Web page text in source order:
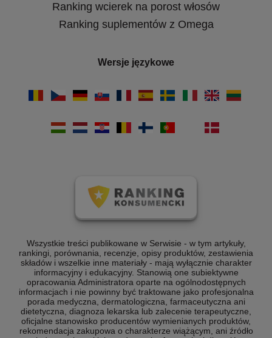
Ranking wcierek na porost włosów
Ranking suplementów z Omega
Wersje językowe
Wszystkie treści publikowane w Serwisie - w tym artykuły,
rankingi, porównania, recenzje, opisy produktów, zestawienia
składów i wszelkie inne materiały - mają wyłącznie charakter
informacyjny i edukacyjny. Stanowią one subiektywne
opracowania Administratora oparte na ogólnodostępnych
informacjach i nie powinny być traktowane jako profesjonalna
porada medyczna, dermatologiczna, farmaceutyczna ani
dietetyczna, diagnoza lekarska lub zalecenie terapeutyczne,
oficjalne stanowisko producentów wymienianych produktów,
rekomendacja zakupowa o charakterze wiążącym, ani źródło